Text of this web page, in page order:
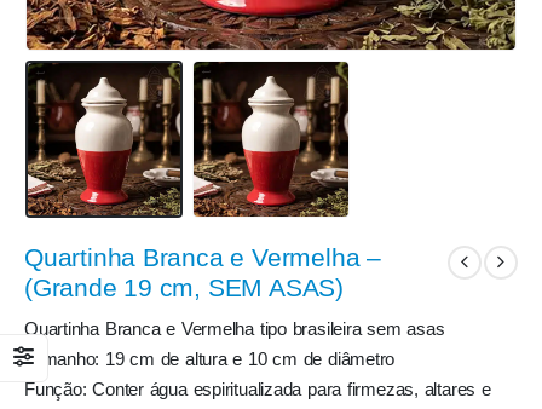
Quartinha Branca e Vermelha –
(Grande 19 cm, SEM ASAS)
Quartinha Branca e Vermelha tipo brasileira sem asas
Tamanho: 19 cm de altura e 10 cm de diâmetro
Função: Conter água espiritualizada para firmezas, altares e